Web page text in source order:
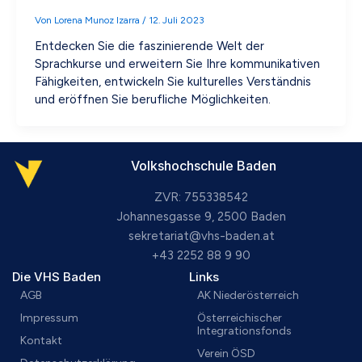
Von Lorena Munoz Izarra / 12. Juli 2023
Entdecken Sie die faszinierende Welt der
Sprachkurse und erweitern Sie Ihre kommunikativen
Fähigkeiten, entwickeln Sie kulturelles Verständnis
und eröffnen Sie berufliche Möglichkeiten.
Volkshochschule Baden
ZVR: 755338542
Johannesgasse 9, 2500 Baden
sekretariat@vhs-baden.at
+43 2252 88 9 90
Die VHS Baden
AGB
Impressum
Kontakt
Links
AK Niederösterreich
Österreichischer
Integrationsfonds
Verein ÖSD